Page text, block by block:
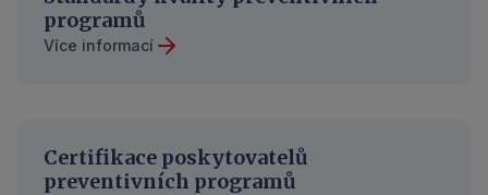
programů
Více informací
Certifikace poskytovatelů
preventivních programů